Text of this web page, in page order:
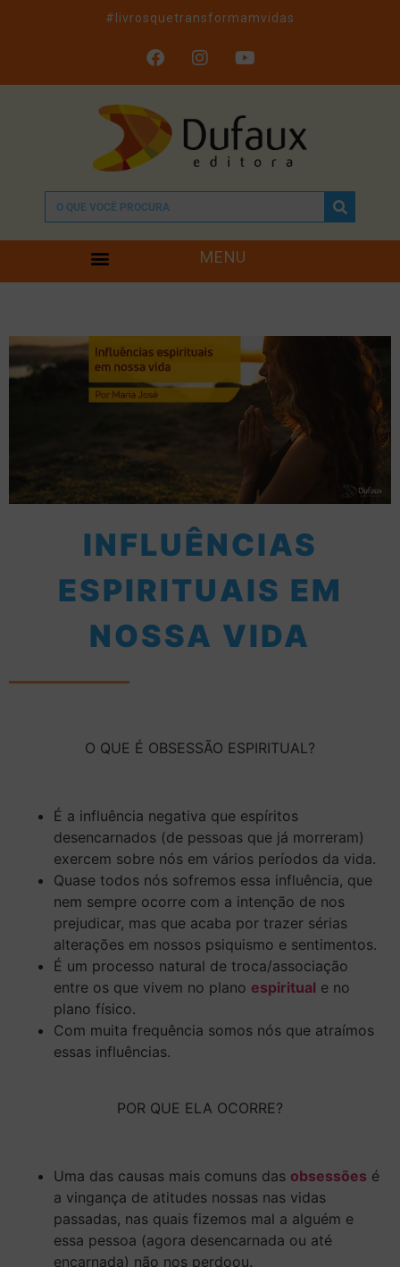
#livrosquetransformamvidas
MENU
INFLUÊNCIAS
ESPIRITUAIS EM
NOSSA VIDA
O QUE É OBSESSÃO ESPIRITUAL?
É a influência negativa que espíritos
desencarnados (de pessoas que já morreram)
exercem sobre nós em vários períodos da vida.
Quase todos nós sofremos essa influência, que
nem sempre ocorre com a intenção de nos
prejudicar, mas que acaba por trazer sérias
alterações em nossos psiquismo e sentimentos.
É um processo natural de troca/associação
entre os que vivem no plano espiritual e no
plano físico.
Com muita frequência somos nós que atraímos
essas influências.
POR QUE ELA OCORRE?
Uma das causas mais comuns das obsessões é
a vingança de atitudes nossas nas vidas
passadas, nas quais fizemos mal a alguém e
essa pessoa (agora desencarnada ou até
encarnada) não nos perdoou.